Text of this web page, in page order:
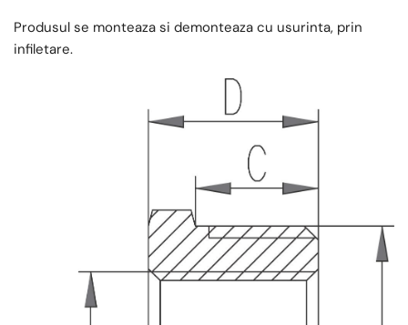
Produsul se monteaza si demonteaza cu usurinta, prin
infiletare.